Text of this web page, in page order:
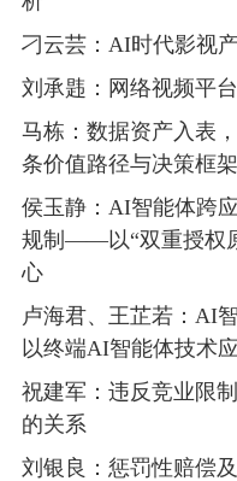
刁云芸：AI时代影视
刘承韪：网络视频平
马栋：数据资产入表
条价值路径与决策框架
侯玉静：AI智能体跨
规制——以“双重授权
心
卢海君、王芷若：AI
以终端AI智能体技术
祝建军：违反竞业限
的关系
刘银良：惩罚性赔偿